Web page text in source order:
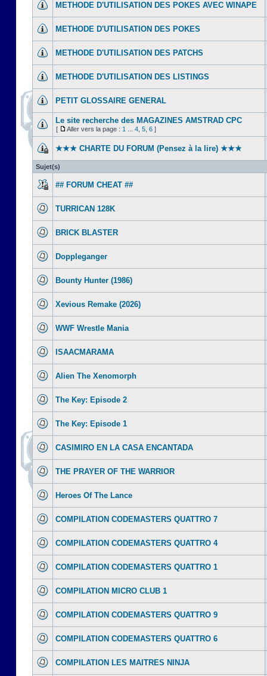
METHODE D'UTILISATION DES POKES AVEC WINAPE
METHODE D'UTILISATION DES POKES
METHODE D'UTILISATION DES PATCHS
METHODE D'UTILISATION DES LISTINGS
PETIT GLOSSAIRE GENERAL
Le site recherche des MAGAZINES AMSTRAD CPC
[ Aller vers la page : 1 4 5 6 ]
★★★ CHARTE DU FORUM (Pensez à la lire) ★★★
Sujet(s)
## FORUM CHEAT ##
TURRICAN 128K
BRICK BLASTER
Doppleganger
Bounty Hunter (1986)
Xevious Remake (2026)
WWF Wrestle Mania
ISAACMARAMA
Alien The Xenomorph
The Key: Episode 2
The Key: Episode 1
CASIMIRO EN LA CASA ENCANTADA
THE PRAYER OF THE WARRIOR
Heroes Of The Lance
COMPILATION CODEMASTERS QUATTRO 7
COMPILATION CODEMASTERS QUATTRO 4
COMPILATION CODEMASTERS QUATTRO 1
COMPILATION MICRO CLUB 1
COMPILATION CODEMASTERS QUATTRO 9
COMPILATION CODEMASTERS QUATTRO 6
COMPILATION LES MAITRES NINJA